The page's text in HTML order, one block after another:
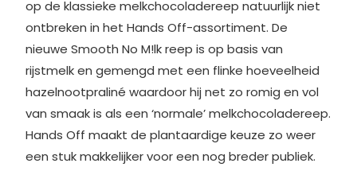
op de klassieke melkchocoladereep natuurlijk niet
ontbreken in het Hands Off-assortiment. De
nieuwe Smooth No M!lk reep is op basis van
rijstmelk en gemengd met een flinke hoeveelheid
hazelnootpraliné waardoor hij net zo romig en vol
van smaak is als een ‘normale’ melkchocoladereep.
Hands Off maakt de plantaardige keuze zo weer
een stuk makkelijker voor een nog breder publiek.